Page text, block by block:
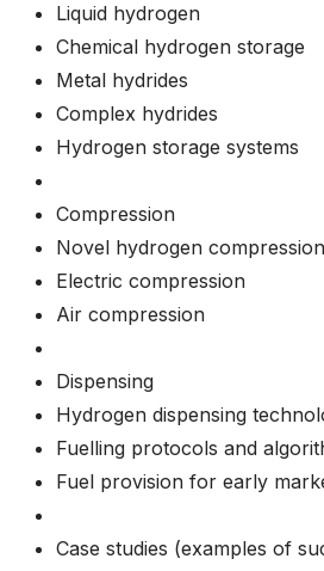
Liquid hydrogen
Chemical hydrogen storage
Metal hydrides
Complex hydrides
Hydrogen storage systems
Compression
Novel hydrogen
Electric compression
Air compression
Dispensing
Hydrogen dispensing
Fuelling protocols and
Fuel provision for early
Case studies (examples of